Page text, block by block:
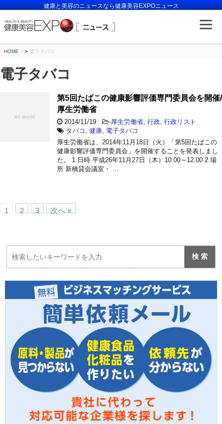
健康と美容のニュースなら健康美容EXPOニュース
HOME > 電子タバコ
電子タバコ
第5回たばこの健康影響評価専門委員会を開催/
厚生労働省
2014/11/19 -厚生労働省 行政 行政リスト
タバコ
健康 電子タバコ
厚生労働省は、2014年11月18日（火）「第5回たばこの
健康影響評価専門委員会」を開催することを発表しまし
た。 1.日時 平成26年11月27日（木）10:00～12:00 2.場
所 新橋貸会議室・ …
1 2 3 次へ »